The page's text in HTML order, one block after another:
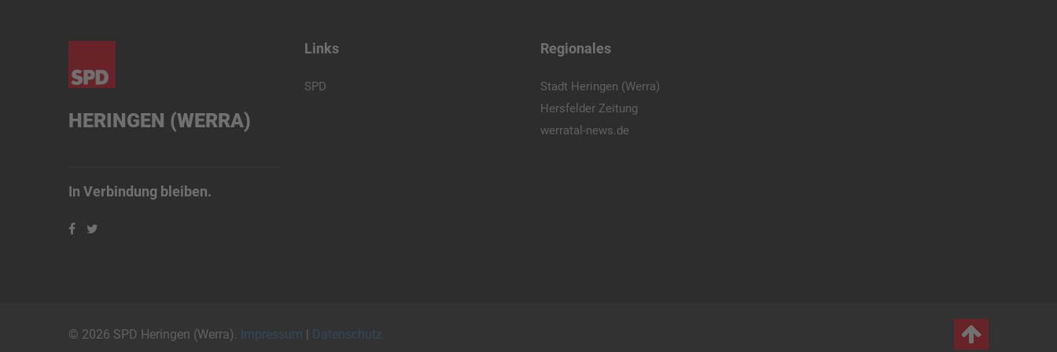
HERINGEN (WERRA)
In Verbindung bleiben.
Links
SPD
Regionales
Stadt Heringen (Werra)
Hersfelder Zeitung
werratal-news.de
© 2026 SPD Heringen (Werra). Impressum | Datenschutz